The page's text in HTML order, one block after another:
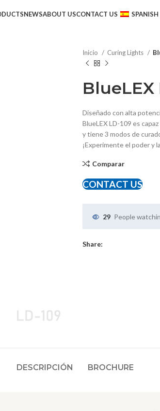
NEWSABOUT USCONTACT US SPANISH
Inicio Curing Lights
BlueLEX
Diseñado con alta
BlueLEX LD-109 es
y tiene 3 modos de
¡Experimente el poder y
Comparar
CONTACT US
29 People
Share:
DESCRIPCIÓN BROCHURE